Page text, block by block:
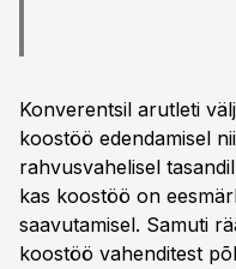
Konverentsil arutleti
koostöö edendamisel
rahvusvahelisel
kas koostöö on
saavutamisel. Samuti
koostöö vahenditest